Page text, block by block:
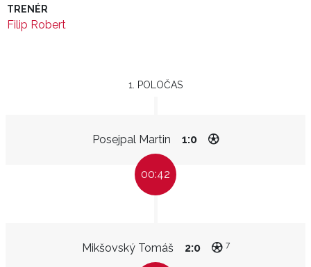
TRENÉR
Filip Robert
1. POLOČAS
Posejpal Martin 1:0
00:42
Mikšovský Tomáš 2:0 7